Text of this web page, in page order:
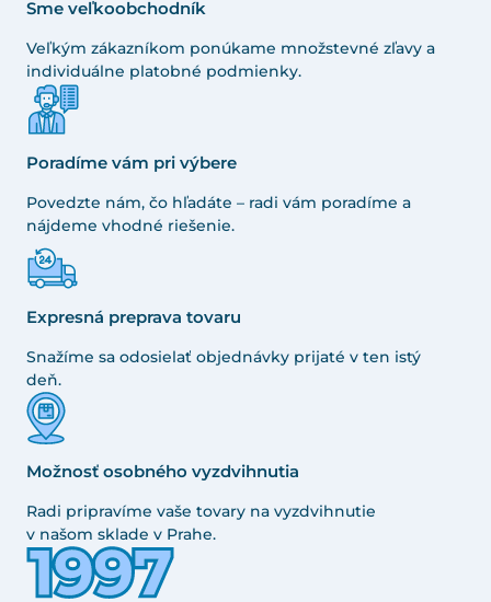
Sme veľkoobchodník
Veľkým zákazníkom ponúkame množstevné zľavy a
individuálne platobné podmienky.
Poradíme vám pri výbere
Povedzte nám, čo hľadáte – radi vám poradíme a
nájdeme vhodné riešenie.
Expresná preprava tovaru
Snažíme sa odosielať objednávky prijaté v ten istý
deň.
Možnosť osobného vyzdvihnutia
Radi pripravíme vaše tovary na vyzdvihnutie
v našom sklade v Prahe.